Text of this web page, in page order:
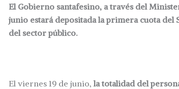
El Gobierno santafesino, a través del
junio estará depositada la primera cuota del
del sector público.
El viernes 19 de junio,la totalidad del